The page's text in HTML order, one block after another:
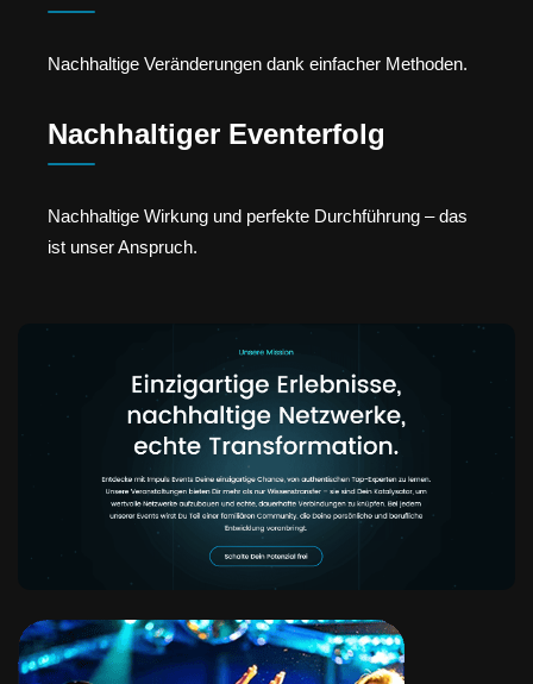
Nachhaltige Veränderungen dank einfacher Methoden.
Nachhaltiger Eventerfolg
Nachhaltige Wirkung und perfekte Durchführung – das
ist unser Anspruch.